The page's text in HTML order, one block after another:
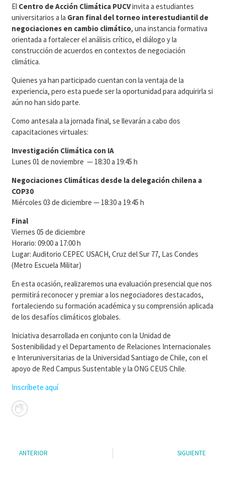
El Centro de Acción Climática PUCVinvita a estudiantes
universitarios a la Gran final del torneo interestudiantil de
negociaciones en cambio climático, una instancia formativa
orientada a fortalecer el análisis crítico, el diálogo y la
construcción de acuerdos en contextos de negociación
climática.
Quienes ya han participado cuentan con la ventaja de la
experiencia, pero esta puede ser la oportunidad para adquirirla si
aún no han sido parte.
Como antesala a la jornada final, se llevarán a cabo dos
capacitaciones virtuales:
Investigación Climática con IA
Lunes 01 de noviembre — 18:30 a 19:45 h
Negociaciones Climáticas desde la delegación chilena a
COP30
Miércoles 03 de diciembre — 18:30 a 19:45 h
Final
Viernes 05 de diciembre
Horario: 09:00 a 17:00 h
Lugar: Auditorio CEPEC USACH, Cruz del Sur 77, Las Condes
(Metro Escuela Militar)
En esta ocasión, realizaremos una evaluación presencial que nos
permitirá reconocer y premiar a los negociadores destacados,
fortaleciendo su formación académica y su comprensión aplicada
de los desafíos climáticos globales.
Iniciativa desarrollada en conjunto con la Unidad de
Sostenibilidad y el Departamento de Relaciones Internacionales
e Interuniversitarias de la Universidad Santiago de Chile, con el
apoyo de Red Campus Sustentable y la ONG CEUS Chile.
Inscríbete aquí
ANTERIOR SIGUIENTE